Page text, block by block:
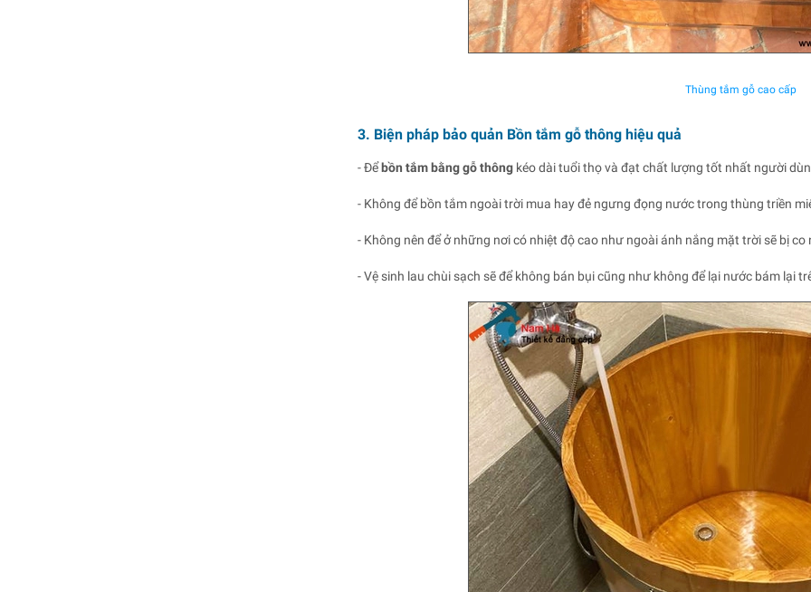
Thùng tắm gỗ cao cấp
3. Biện pháp bảo quản Bồn tắm gỗ thông hiệu quả
- Đểbồn tắm bằng gỗ thôngkéo dài tuổi thọ và đạt chất lượng tốt nhất người
- Không để bồn tắm ngoài trời mua hay đẻ ngưng đọng nước trong thùng triền
- Không nên để ở những nơi có nhiệt độ cao như ngoài ánh nắng mặt trời sẽ bị co
- Vệ sinh lau chùi sạch sẽ để không bán bụi cũng như không để lại nước bám lại